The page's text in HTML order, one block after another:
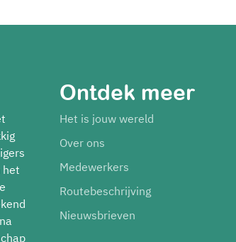
het
Ontdek meer
Het is jouw wereld
Over ons
Medewerkers
Routebeschrijving
Nieuwsbrieven